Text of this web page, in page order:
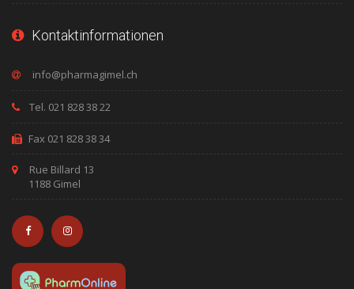
Kontaktinformationen
Tel. 021 828 38 22
Fax 021 828 38 34
Rue Billard 13
1188 Gimel